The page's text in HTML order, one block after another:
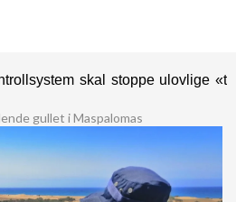
skal stoppe ulovlige
gullet i Maspalomas